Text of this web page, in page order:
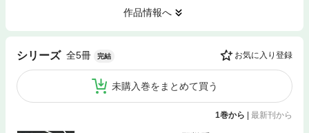
作品情報へ
シリーズ 全5冊 完結 お気に入り登録
未購入巻をまとめて買う
1巻から 最新刊から